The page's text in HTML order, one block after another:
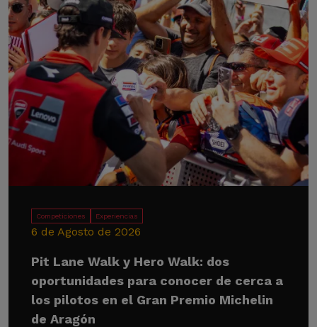
Competiciones Experiencias
6 de Agosto de 2026
Pit Lane Walk y Hero Walk: dos
oportunidades para conocer de cerca a
los pilotos en el Gran Premio Michelin
de Aragón